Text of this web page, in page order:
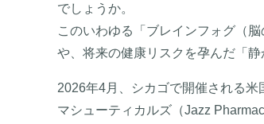
でしょうか。
このいわゆる「ブレインフォグ（
や、将来の健康リスクを孕んだ「
2026年4月、シカゴで開催される
マシューティカルズ（Jazz